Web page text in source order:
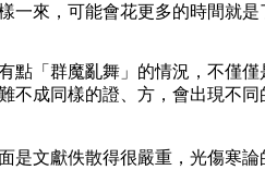
來，可能會花更多的時間就是
「群魔亂舞」的情況，不僅
成同樣的證、方，會出現不
文獻佚散得很嚴重，光傷寒